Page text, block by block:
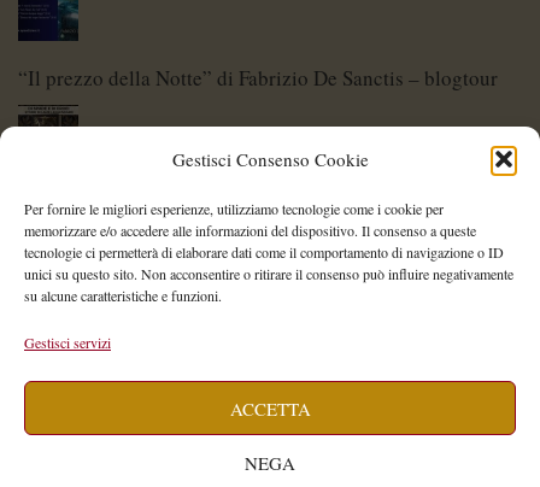
Gestisci Consenso Cookie
Per fornire le migliori esperienze, utilizziamo tecnologie come i cookie per
memorizzare e/o accedere alle informazioni del dispositivo. Il consenso a queste
tecnologie ci permetterà di elaborare dati come il comportamento di navigazione o ID
unici su questo sito. Non acconsentire o ritirare il consenso può influire negativamente
su alcune caratteristiche e funzioni.
Gestisci servizi
ACCETTA
NEGA
“Il prezzo della Notte” di Fabrizio De Sanctis – blogtour
Di Spade e di Eroi – Storie di Lame Leggendarie